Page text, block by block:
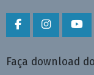
Faça download